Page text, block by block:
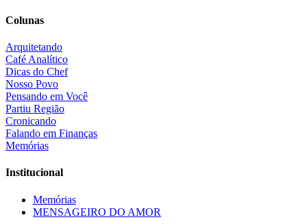
Colunas
Arquitetando
Café Analítico
Dicas do Chef
Nosso Povo
Pensando em Você
Partiu Região
Cronicando
Falando em Finanças
Memórias
Institucional
Memórias
MENSAGEIRO DO AMOR